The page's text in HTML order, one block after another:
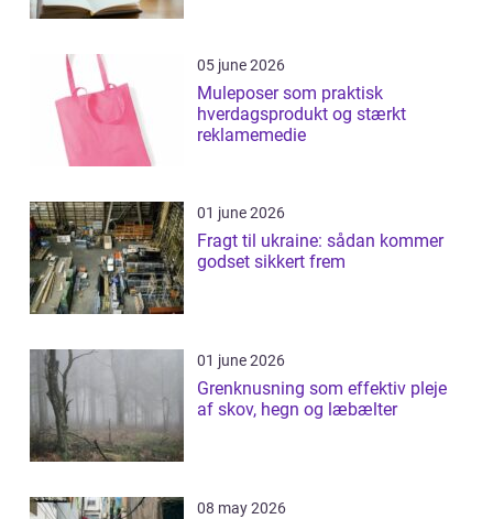
05 june 2026
Muleposer som praktisk
hverdagsprodukt og stærkt
reklamemedie
01 june 2026
Fragt til ukraine: sådan kommer
godset sikkert frem
01 june 2026
Grenknusning som effektiv pleje
af skov, hegn og læbælter
08 may 2026